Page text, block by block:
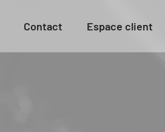
Contact Espace client